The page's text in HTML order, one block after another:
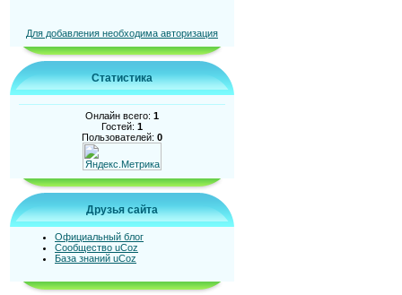
Для добавления необходима авторизация
Статистика
Онлайн всего: 1
Гостей: 1
Пользователей: 0
Друзья сайта
Официальный блог
Сообщество uCoz
База знаний uCoz